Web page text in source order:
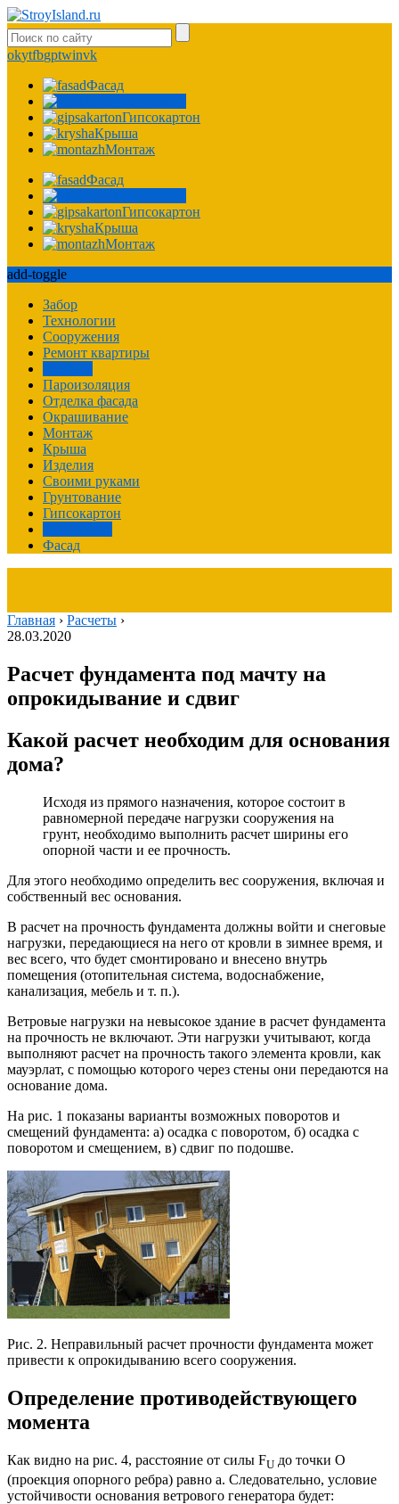
okytfbgptwinvk
Фасад
Гипсокартон
Крыша
Монтаж
Фасад
Гипсокартон
Крыша
Монтаж
add-toggle
Забор
Технологии
Сооружения
Ремонт квартиры
Пароизоляция
Отделка фасада
Окрашивание
Монтаж
Крыша
Изделия
Своими руками
Грунтование
Гипсокартон
Фасад
Главная › Расчеты ›
28.03.2020
Расчет фундамента под мачту на
опрокидывание и сдвиг
Какой расчет необходим для основания
дома?
Исходя из прямого назначения, которое состоит в
равномерной передаче нагрузки сооружения на
грунт, необходимо выполнить расчет ширины его
опорной части и ее прочность.
Для этого необходимо определить вес сооружения, включая и
собственный вес основания.
В расчет на прочность фундамента должны войти и снеговые
нагрузки, передающиеся на него от кровли в зимнее время, и
вес всего, что будет смонтировано и внесено внутрь
помещения (отопительная система, водоснабжение,
канализация, мебель и т. п.).
Ветровые нагрузки на невысокое здание в расчет фундамента
на прочность не включают. Эти нагрузки учитывают, когда
выполняют расчет на прочность такого элемента кровли, как
мауэрлат, с помощью которого через стены они передаются на
основание дома.
На рис. 1 показаны варианты возможных поворотов и
смещений фундамента: а) осадка с поворотом, б) осадка с
поворотом и смещением, в) сдвиг по подошве.
Рис. 2. Неправильный расчет прочности фундамента может
привести к опрокидыванию всего сооружения.
Определение противодействующего
момента
Как видно на рис. 4, расстояние от силы FU до точки О
(проекция опорного ребра) равно а. Следовательно, условие
устойчивости основания ветрового генератора будет: